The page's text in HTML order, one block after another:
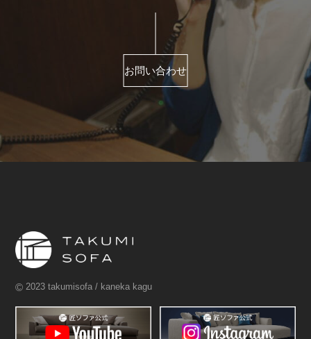
お問い合わせ
© 2023 takumisofa / kaneka kagu